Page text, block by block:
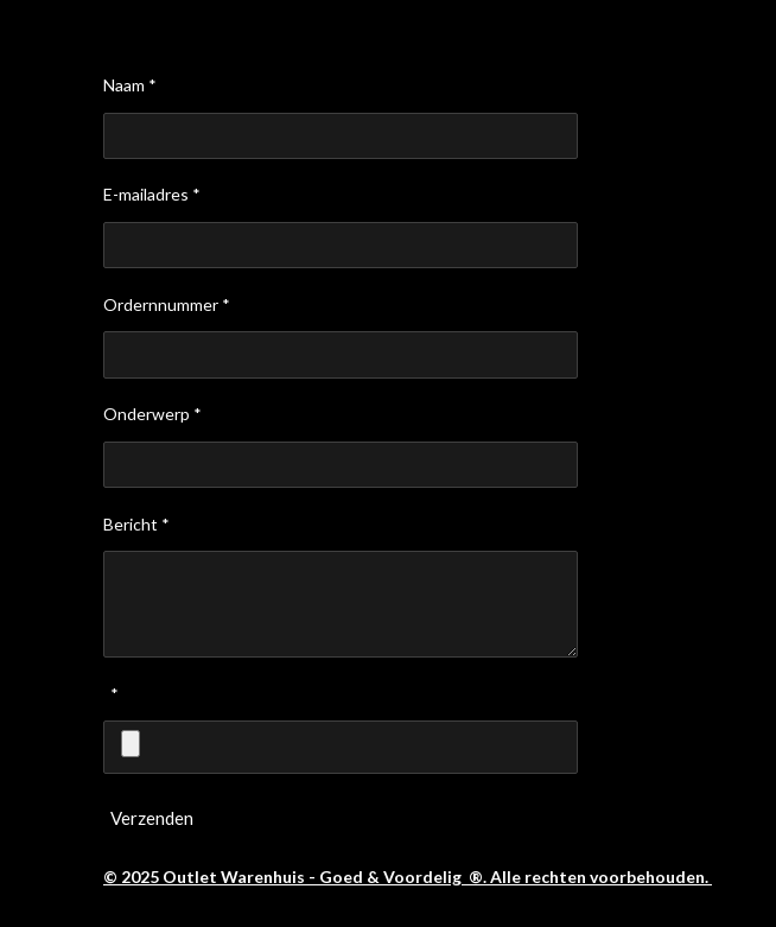
Naam *
E-mailadres *
Ordernnummer *
Onderwerp *
Bericht *
*
Verzenden
© 2025 Outlet Warenhuis - Goed & Voordelig ®. Alle rechten voorbehouden.